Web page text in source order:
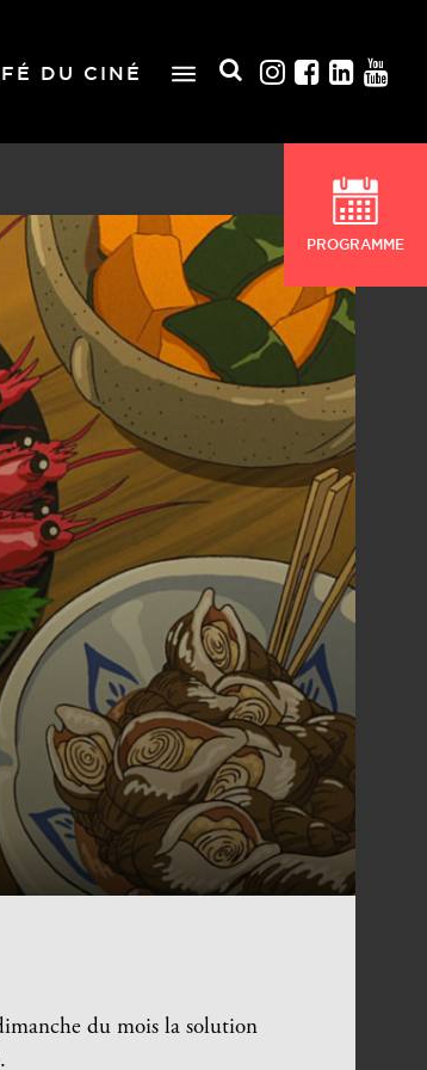
DU CINÉ
PROGRAMME
du mois la solution